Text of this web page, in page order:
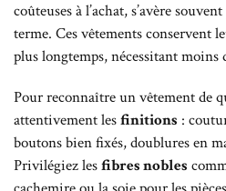
coûteuses à l’achat, s’avère
terme. Ces vêtements conservent
plus longtemps, nécessitant moins
Pour reconnaître un vêtement de
attentivement lesfinitions :
boutons bien fixés, doublures en
Privilégiez lesfibres nobles